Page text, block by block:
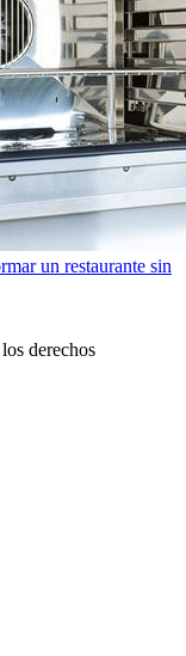
un restaurante sin
derechos